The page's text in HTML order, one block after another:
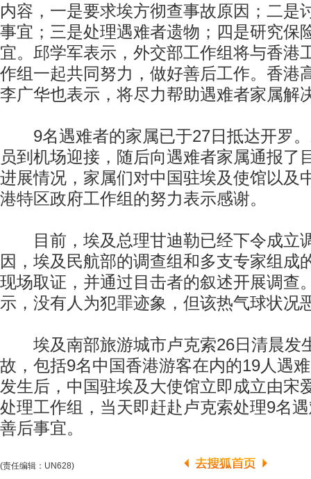
内容，一是要求埃方彻查事故原因；二是
事宜；三是处理遇难者遗物；四是研究保
宜。邱学军表示，外交部工作组将与香港
作组一起共同努力，做好善后工作。香港
李广华也表示，将尽力帮助遇难者家属解
9名遇难者的家属已于27日抵达开罗。
员到机场迎接，随后向遇难者家属通报了
进展情况，家属们对中国驻埃及使馆以及
港特区政府工作组的努力表示感谢。
目前，埃及总理甘迪勒已经下令成立
因，埃及民航部的调查组和多支专家组成
现场取证，并通过目击者的叙述开展调查
示，没有人为犯罪迹象，但该热气球状况
埃及南部旅游城市卢克索26日清晨发
故，包括9名中国香港游客在内的19人遇
发生后，中国驻埃及大使馆立即成立由宋
处理工作组，当天即赶赴卢克索处理9名
善后事宜。
(责任编辑：UN628)